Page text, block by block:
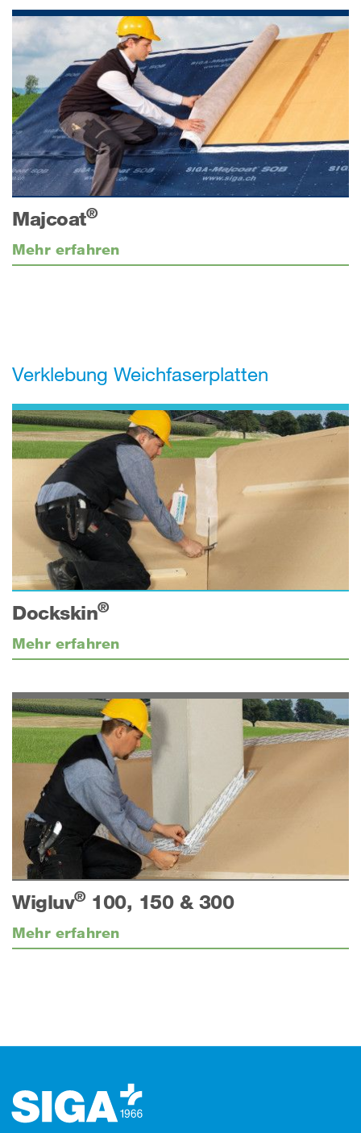
Majcoat®
Mehr erfahren
Verklebung Weichfaserplatten
Dockskin®
Mehr erfahren
Wigluv®100, 150 & 300
Mehr erfahren